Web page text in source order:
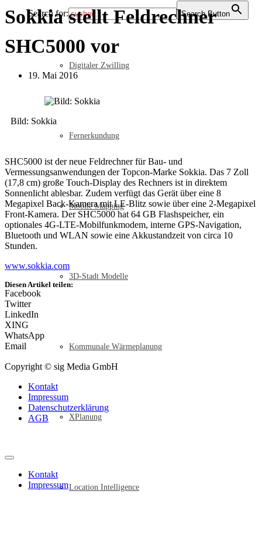
Digitaler Zwilling
Fernerkundung
Mobile Mapping
3D-Stadt Modelle
Kommunale Wärmeplanung
XPlanung
Location Intelligence
Search for: Search Button
Sokkia stellt Feldrechner
SHC5000 vor
19. Mai 2016
Bild: Sokkia
SHC5000 ist der neue Feldrechner für Bau- und
Vermessungsanwendungen der Topcon-Marke Sokkia. Das 7 Zoll
(17,8 cm) große Touch-Display des Rechners ist in direktem
Sonnenlicht ablesbar. Zudem verfügt das Gerät über eine 8
Megapixel Back-Kamera mit LE-Blitz sowie über eine 2-Megapixel
Front-Kamera. Der SHC5000 hat 64 GB Flashspeicher, ein
optionales 4G-LTE-Mobilfunkmodem, interne GPS-Navigation,
Bluetooth und WLAN sowie eine Akkustandzeit von circa 10
Stunden.
www.sokkia.com
Diesen Artikel teilen:
Facebook
Twitter
LinkedIn
XING
WhatsApp
Email
Copyright © sig Media GmbH
Kontakt
Impressum
Datenschutzerklärung
AGB
Kontakt
Impressum